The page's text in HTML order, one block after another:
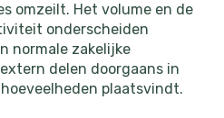
omzeilt. Het volume en de
onderscheiden
normale zakelijke
delen doorgaans in
plaatsvindt.